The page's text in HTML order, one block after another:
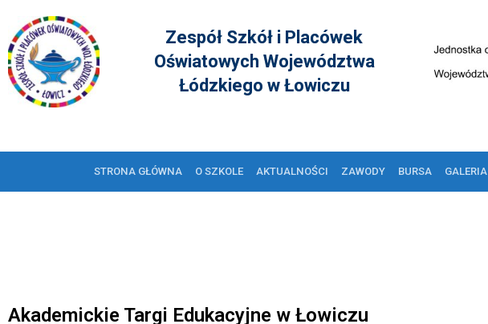
Zespół Szkół i Placówek
Oświatowych Województwa
Łódzkiego w Łowiczu
STRONA GŁÓWNA O SZKOLE AKTUALNOŚCI ZAWODY BURSA GALERIA
Akademickie Targi Edukacyjne w Łowiczu